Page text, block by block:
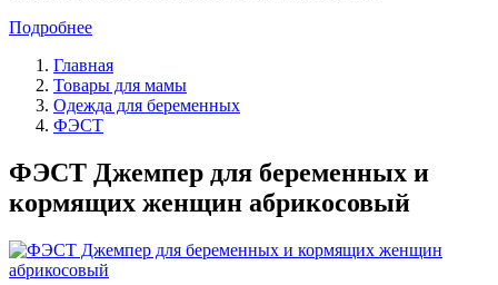
Подробнее
Главная
Товары для мамы
Одежда для беременных
ФЭСТ
ФЭСТ Джемпер для беременных и
кормящих женщин абрикосовый